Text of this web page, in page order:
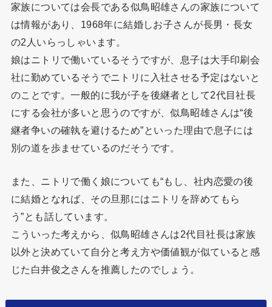
家族については会長である似鳥昭雄さんの家族について
は情報があり、1968年に結婚しお子さんが長男・長女
の2人いらっしゃいます。
娘はニトリで働いているそうですが、息子は大手印刷会
社に勤めているそうでニトリに入社させる予定はないと
のことです。一般的に我が子を後継者として2代目社長
にする会社が多いと思うのですが、似鳥昭雄さんは“後
継者争いの確執を避けるため”といった理由で息子には
別の道を歩ませているのだそうです。
また、ニトリで働く娘についても“もし、社内恋愛の後
に結婚となれば、その旦那にはニトリを辞めてもら
う”とも話しています。
こういった考えから、似鳥昭雄さんは2代目社長は家族
以外と決めていて自分と考え方や価値観が似ていると感
じた白井俊之さんを推薦したのでしょう。